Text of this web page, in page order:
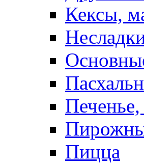
Кексы,
Пицца